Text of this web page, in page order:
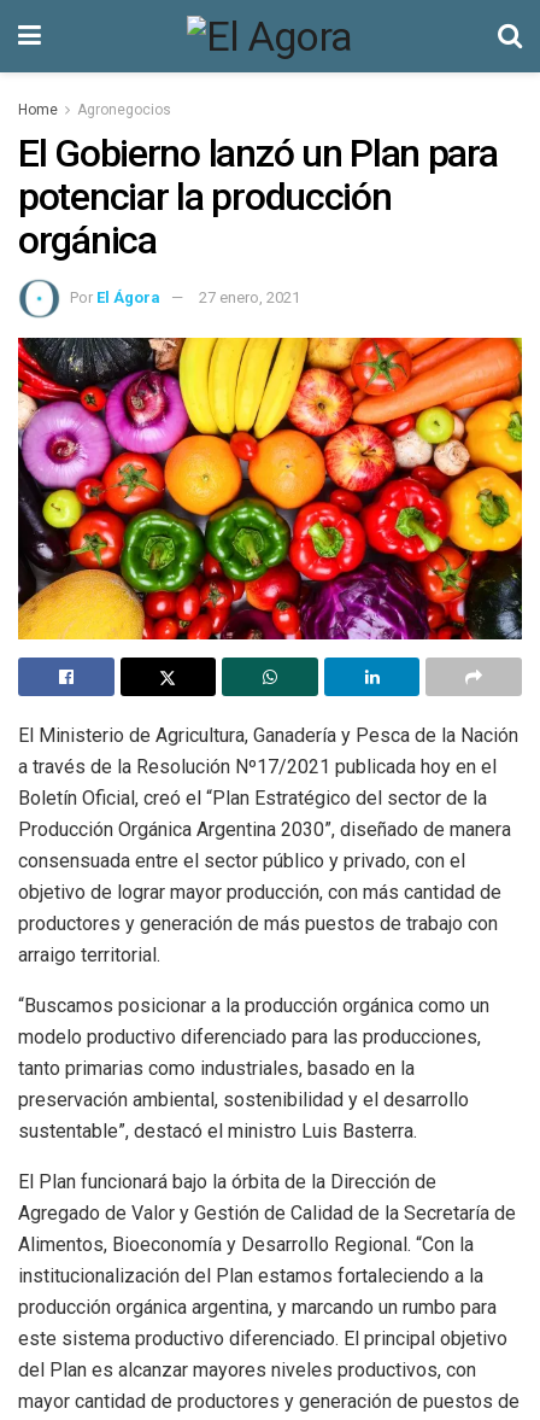
Home Agronegocios
El Gobierno lanzó un Plan para
potenciar la producción
orgánica
Por El Ágora 27 enero, 2021
El Ministerio de Agricultura, Ganadería y Pesca de la Nación
a través de la Resolución Nº17/2021 publicada hoy en el
Boletín Oficial, creó el “Plan Estratégico del sector de la
Producción Orgánica Argentina 2030”, diseñado de manera
consensuada entre el sector público y privado, con el
objetivo de lograr mayor producción, con más cantidad de
productores y generación de más puestos de trabajo con
arraigo territorial.
“Buscamos posicionar a la producción orgánica como un
modelo productivo diferenciado para las producciones,
tanto primarias como industriales, basado en la
preservación ambiental, sostenibilidad y el desarrollo
sustentable”, destacó el ministro Luis Basterra.
El Plan funcionará bajo la órbita de la Dirección de
Agregado de Valor y Gestión de Calidad de la Secretaría de
Alimentos, Bioeconomía y Desarrollo Regional. “Con la
institucionalización del Plan estamos fortaleciendo a la
producción orgánica argentina, y marcando un rumbo para
este sistema productivo diferenciado. El principal objetivo
del Plan es alcanzar mayores niveles productivos, con
mayor cantidad de productores y generación de puestos de